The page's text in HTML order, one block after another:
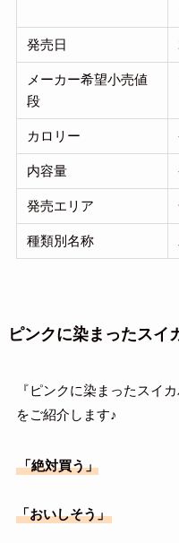
発売日
メーカー希望小売値
段
カロリー
内容量
発売エリア
種類別名称
ピンクに染まったスイ
『ピンクに染まったスイ
をご紹介します♪
「絶対買う」
「おいしそう」